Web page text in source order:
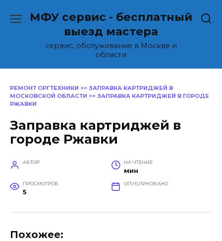
МФУ сервис - бесплатный
выезд мастера
сервис, обслуживание в Москве и
области
РЕМОНТ ОРГТЕХНИКИ >> ЗАПРАВКА КАРТРИДЖЕЙ В
МОСКОВСКОЙ ОБЛАСТИ >> ЗАПРАВКА КАРТРИДЖЕЙ В ГОРОДЕ
РЖАВКИ
Заправка картриджей в
городе Ржавки
АВТОР НА ЧТЕНИЕ
мин
ПРОСМОТРОВ
5
ОПУБЛИКОВАНО
Похожее: